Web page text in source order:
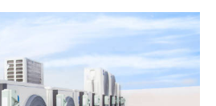
نحاس
المكيفات
حي
حوايا